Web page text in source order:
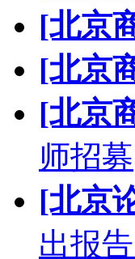
[北京
[北京
[北京
师招募
[北京
出报告